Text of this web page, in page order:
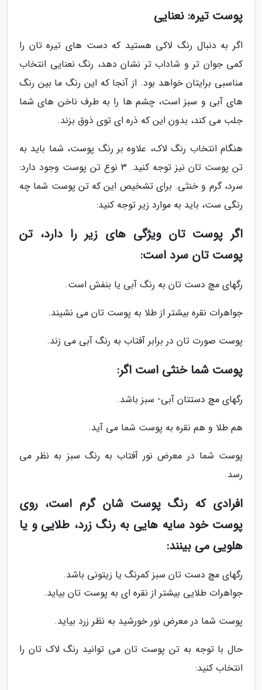
پوست تیره: نعنایی
اگر به دنبال رنگ لاکی هستید که دست های تیره تان را
کمی جوان تر و شاداب تر نشان دهد، رنگ نعنایی انتخاب
مناسبی برایتان خواهد بود. از آنجا که این رنگ ما بین رنگ
های آبی و سبز است، چشم ها را به طرف ناخن های شما
جلب می کند، بدون این که ذره ای توی ذوق بزند.
هنگام انتخاب رنگ لاک، علاوه بر رنگ پوست، شما باید به
تن پوست تان نیز توجه کنید. 3 نوع تن پوست وجود دارد:
سرد، گرم و خنثی. برای تشخیص این که تن پوست شما چه
رنگی ست، باید به موارد زیر توجه کنید:
اگر پوست تان ویژگی های زیر را دارد، تن
پوست تان سرد است:
رگهای مچ دست تان به رنگ آبی یا بنفش است.
جواهرات نقره بیشتر از طلا به پوست تان می نشیند.
پوست صورت تان در برابر آفتاب به رنگ آبی می زند.
پوست شما خنثی است اگر:
رگهای مچ دستتان آبی- سبز باشد.
هم طلا و هم نقره به پوست شما می آید.
پوست شما در معرض نور آفتاب به رنگ سبز به نظر می
رسد.
افرادی که رنگ پوست شان گرم است، روی
پوست خود سایه هایی به رنگ زرد، طلایی و یا
هلویی می بینند:
رگهای مچ دست تان سبز کمرنگ یا زیتونی باشد.
جواهرات طلایی بیشتر از نقره ای به پوست تان بیاید.
پوست شما در معرض نور خورشید به نظر زرد بیاید.
حال با توجه به تن پوست تان می توانید رنگ لاک تان را
انتخاب کنید: